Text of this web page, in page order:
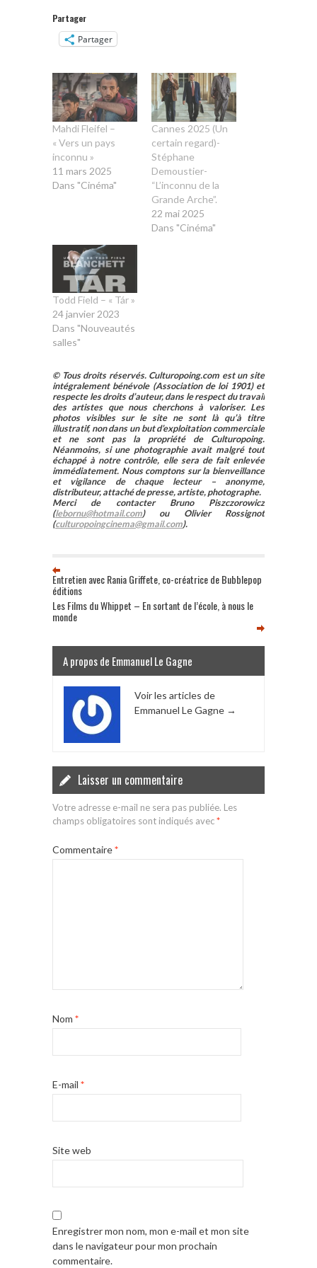
Partager
Partager
Mahdi Fleifel –
« Vers un pays
inconnu »
11 mars 2025
Dans "Cinéma"
Cannes 2025 (Un
certain regard)-
Stéphane
Demoustier-
“L’inconnu de la
Grande Arche”.
22 mai 2025
Dans "Cinéma"
Todd Field – « Tár »
24 janvier 2023
Dans "Nouveautés
salles"
© Tous droits réservés. Culturopoing.com est un site
intégralement bénévole (Association de loi 1901) et
respecte les droits d’auteur, dans le respect du travail
des artistes que nous cherchons à valoriser. Les
photos visibles sur le site ne sont là qu’à titre
illustratif, non dans un but d’exploitation commerciale
et ne sont pas la propriété de Culturopoing.
Néanmoins, si une photographie avait malgré tout
échappé à notre contrôle, elle sera de fait enlevée
immédiatement. Nous comptons sur la bienveillance
et vigilance de chaque lecteur – anonyme,
distributeur, attaché de presse, artiste, photographe.
Merci de contacter Bruno Piszczorowicz
(lebornu@hotmail.com) ou Olivier Rossignot
(culturopoingcinema@gmail.com).
Entretien avec Rania Griffete, co-créatrice de Bubblepop
éditions
Les Films du Whippet – En sortant de l’école, à nous le
monde
A propos de Emmanuel Le Gagne
Voir les articles de
Emmanuel Le Gagne →
Laisser un commentaire
Votre adresse e-mail ne sera pas publiée. Les
champs obligatoires sont indiqués avec*
Commentaire*
Nom *
E-mail *
Site web
Enregistrer mon nom, mon e-mail et mon site
dans le navigateur pour mon prochain
commentaire.